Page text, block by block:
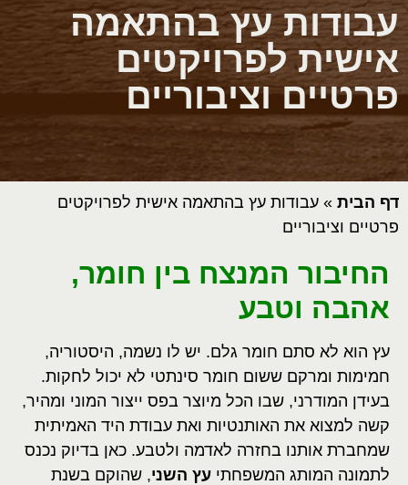
עבודות עץ בהתאמה
אישית לפרויקטים
פרטיים וציבוריים
דף הבית » עבודות עץ בהתאמה אישית לפרויקטים
פרטיים וציבוריים
החיבור המנצח בין חומר,
אהבה וטבע
עץ הוא לא סתם חומר גלם. יש לו נשמה, היסטוריה,
חמימות ומרקם ששום חומר סינתטי לא יכול לחקות.
בעידן המודרני, שבו הכל מיוצר בפס ייצור המוני ומהיר,
קשה למצוא את האותנטיות ואת עבודת היד האמיתית
שמחברת אותנו בחזרה לאדמה ולטבע. כאן בדיוק נכנס
לתמונה המותג המשפחתי עץ השני, שהוקם בשנת